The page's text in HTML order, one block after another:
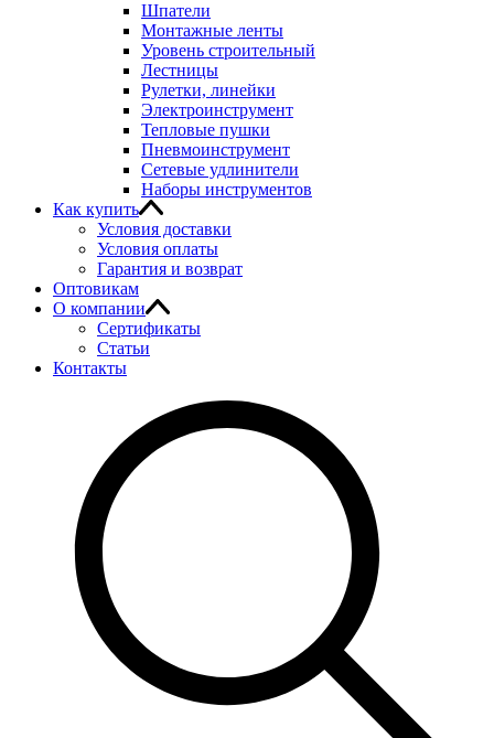
Шпатели
Монтажные ленты
Уровень строительный
Лестницы
Рулетки, линейки
Электроинструмент
Тепловые пушки
Пневмоинструмент
Сетевые удлинители
Наборы инструментов
Как купить
Условия доставки
Условия оплаты
Гарантия и возврат
Оптовикам
О компании
Сертификаты
Статьи
Контакты